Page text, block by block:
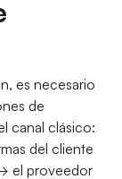
es necesario
de
canal clásico:
del cliente
el proveedor